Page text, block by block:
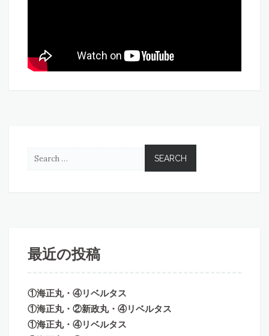
最近の投稿
①海正丸・④リベルタス
①海正丸・②新政丸・④リベルタス
①海正丸・④リベルタス